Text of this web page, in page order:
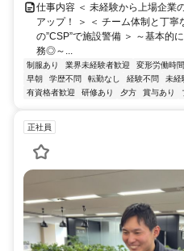
仕事内容 ＜ 未経験から上場企業
アップ！ ＞ ＜ チーム体制と丁
の”CSP”で施設警備 ＞ ～基本的
務◎～...
制服あり 業界未経験者歓迎 変形労働時
早朝
学歴不問 転勤なし 経験不問 未経
有資格者歓迎
研修あり 夕方 賞与あり
正社員